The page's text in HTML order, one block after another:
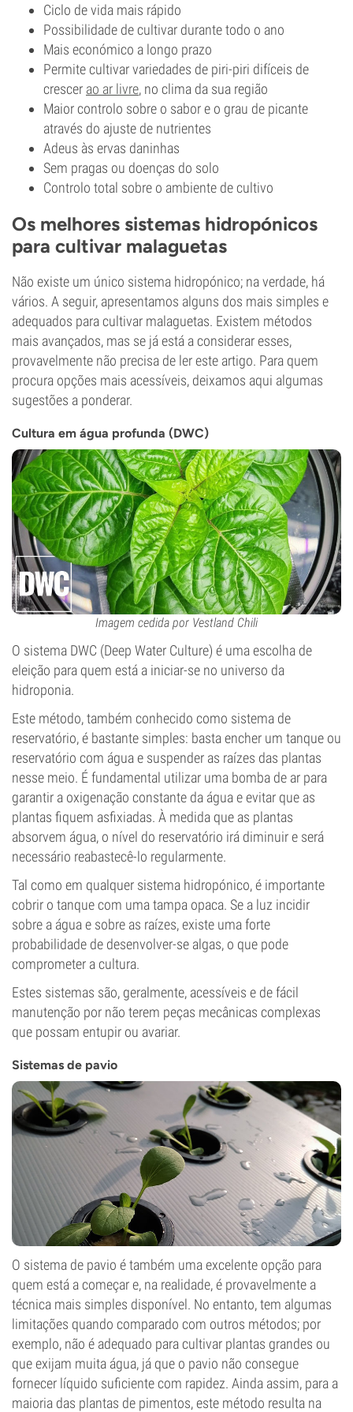
Ciclo de vida mais rápido
Possibilidade de cultivar durante todo o ano
Mais económico a longo prazo
Permite cultivar variedades de piri-piri difíceis de
crescer ao ar livre, no clima da sua região
Maior controlo sobre o sabor e o grau de picante
através do ajuste de nutrientes
Adeus às ervas daninhas
Sem pragas ou doenças do solo
Controlo total sobre o ambiente de cultivo
Os melhores sistemas hidropónicos
para cultivar malaguetas
Não existe um único sistema hidropónico; na verdade, há
vários. A seguir, apresentamos alguns dos mais simples e
adequados para cultivar malaguetas. Existem métodos
mais avançados, mas se já está a considerar esses,
provavelmente não precisa de ler este artigo. Para quem
procura opções mais acessíveis, deixamos aqui algumas
sugestões a ponderar.
Cultura em água profunda (DWC)
Imagem cedida por Vestland Chili
O sistema DWC (Deep Water Culture) é uma escolha de
eleição para quem está a iniciar-se no universo da
hidroponia.
Este método, também conhecido como sistema de
reservatório, é bastante simples: basta encher um tanque ou
reservatório com água e suspender as raízes das plantas
nesse meio. É fundamental utilizar uma bomba de ar para
garantir a oxigenação constante da água e evitar que as
plantas fiquem asfixiadas. À medida que as plantas
absorvem água, o nível do reservatório irá diminuir e será
necessário reabastecê-lo regularmente.
Tal como em qualquer sistema hidropónico, é importante
cobrir o tanque com uma tampa opaca. Se a luz incidir
sobre a água e sobre as raízes, existe uma forte
probabilidade de desenvolver-se algas, o que pode
comprometer a cultura.
Estes sistemas são, geralmente, acessíveis e de fácil
manutenção por não terem peças mecânicas complexas
que possam entupir ou avariar.
Sistemas de pavio
O sistema de pavio é também uma excelente opção para
quem está a começar e, na realidade, é provavelmente a
técnica mais simples disponível. No entanto, tem algumas
limitações quando comparado com outros métodos; por
exemplo, não é adequado para cultivar plantas grandes ou
que exijam muita água, já que o pavio não consegue
fornecer líquido suficiente com rapidez. Ainda assim, para a
maioria das plantas de pimentos, este método resulta na